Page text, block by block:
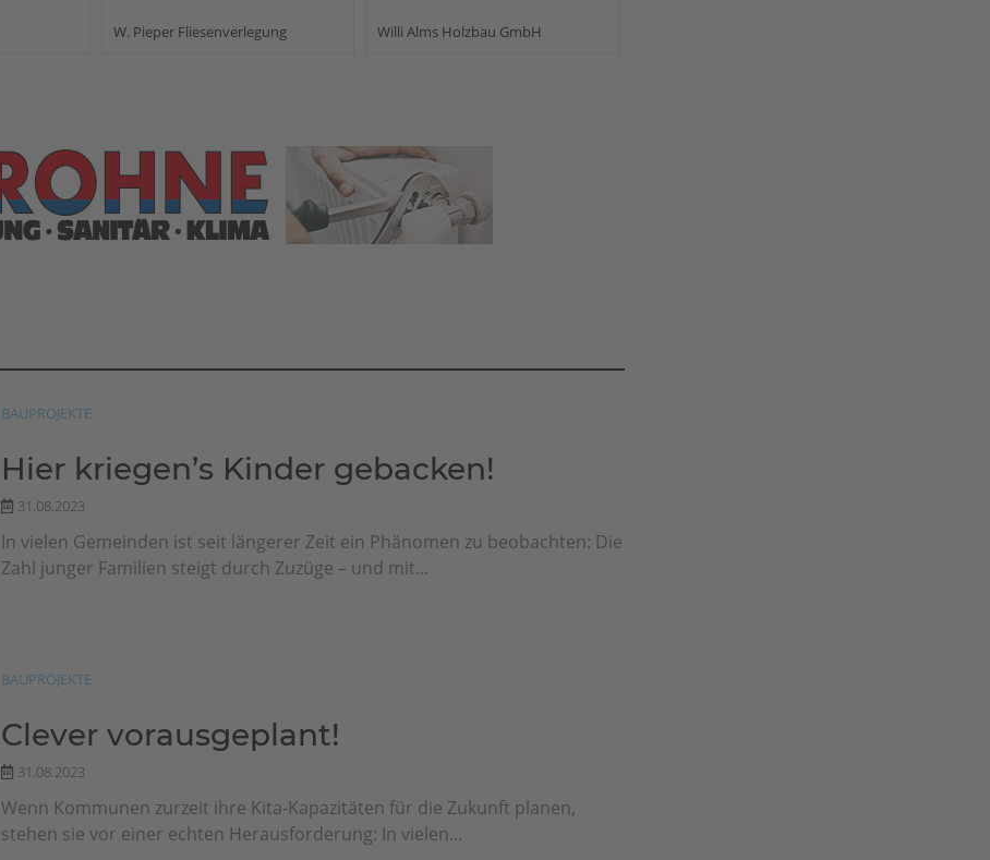
W. Pieper Fliesenverlegung Willi Alms Holzbau GmbH
BAUPROJEKTE
Hier kriegen’s Kinder gebacken!
31.08.2023
In vielen Gemeinden ist seit längerer Zeit ein Phänomen zu beobachten: Die
Zahl junger Familien steigt durch Zuzüge – und mit...
BAUPROJEKTE
Clever vorausgeplant!
31.08.2023
Wenn Kommunen zurzeit ihre Kita-Kapazitäten für die Zukunft planen,
stehen sie vor einer echten Herausforderung: In vielen...